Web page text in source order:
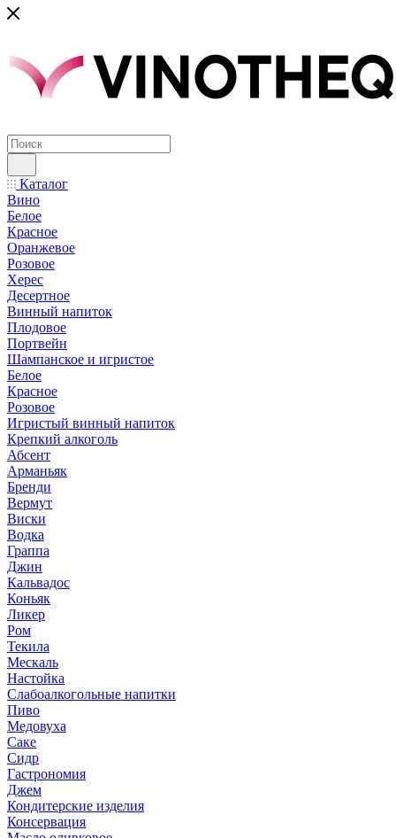
Каталог
Вино
Белое
Красное
Оранжевое
Розовое
Херес
Десертное
Винный напиток
Плодовое
Портвейн
Шампанское и игристое
Белое
Красное
Розовое
Игристый винный напиток
Крепкий алкоголь
Абсент
Арманьяк
Бренди
Вермут
Виски
Водка
Граппа
Джин
Кальвадос
Коньяк
Ликер
Ром
Текила
Мескаль
Настойка
Слабоалкогольные напитки
Пиво
Медовуха
Саке
Сидр
Гастрономия
Джем
Кондитерские изделия
Консервация